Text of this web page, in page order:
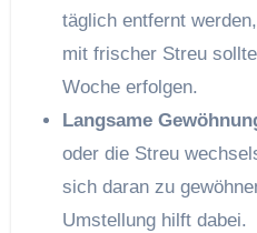
täglich entfernt
mit frischer Streu
Woche erfolgen.
Langsame
oder die Streu
sich daran zu
Umstellung hilft dabei.